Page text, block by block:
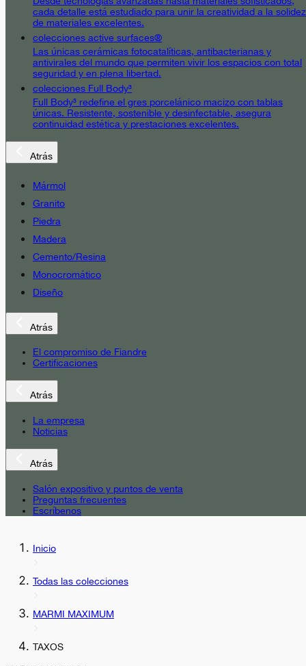
cada detalle está estudiado para unir la creatividad a la solidez
de materiales excelentes.
colecciones active surfaces®
Las únicas cerámicas fotocatalíticas, antibacterianas y
antivirales del mundo que permiten vivir los espacios con total
seguridad y en plena libertad.
colecciones Full Body³
Full Body³ redefine el gres porcelánico macizo con tablas
únicas. Resistente, sostenible y desinfectable, asegura
continuidad estética y prestaciones excelentes.
Atrás
Mármol
Granito
Piedra
Madera
Cemento/Resina
Monocromático
Diseño
Atrás
El compromiso de Fiandre
Certificaciones
Atrás
La empresa
Noticias
Atrás
Salón expositivo y puntos de venta
Preguntas frecuentes
Escríbenos
Inicio
Todas las colecciones
MARMI MAXIMUM
TAXOS